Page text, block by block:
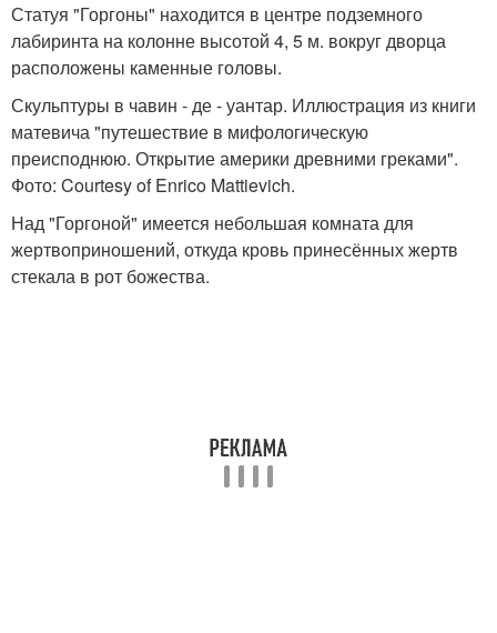
Статуя "Горгоны" находится в центре подземного
лабиринта на колонне высотой 4, 5 м. вокруг дворца
расположены каменные головы.
Скульптуры в чавин - де - уантар. Иллюстрация из книги
матевича "путешествие в мифологическую
преисподнюю. Открытие америки древними греками".
Фото: Courtesy of Enrico Mattievich.
Над "Горгоной" имеется небольшая комната для
жертвоприношений, откуда кровь принесённых жертв
стекала в рот божества.